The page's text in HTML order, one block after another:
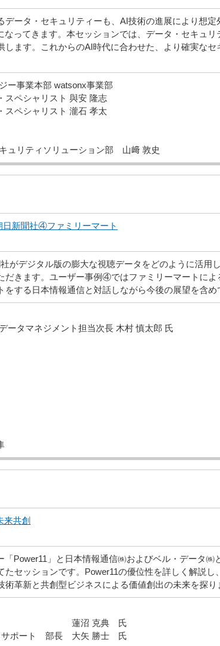
データ・セキュリティーも、AI技術の進展により想
ってきます。本セッションでは、データ・セキュ
します。これからのAI時代に合わせた、より確実な
ー事業本部 watsonx事業部
スペシャリスト 與安 隆志
スペシャリスト 瀧石 孝太
ュリティソリューション部 山﨑 敦史
新聞社④ファミリーマート
がデジタル版の膨大な視聴データをどのように活用
だきます。ユーザー事例④ではファミリーマートに
する日本情報通信と対話しながら今後の展望を含め
ータマネジメント担当次長 木村 慎太郎 氏
来共創
Power11」と日本情報通信㈱およびベル・データ㈱
たセッションです。Power11の優位性を詳しく解説
革新と共創型ビジネスによる価値創出の未来を探り
部長 蓮沼 克典 氏
サポート 部長 大矢 勝士 氏